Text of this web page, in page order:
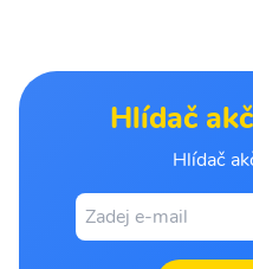
Hlídač
Hlídač